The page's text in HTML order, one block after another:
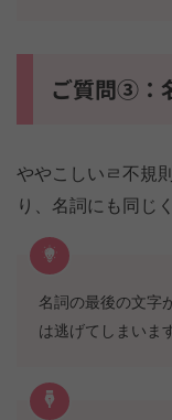
ご質問③：
ややこしいㄹ不規
り、名詞にも同じ
名詞の最後の文字
は逃げてしまいま